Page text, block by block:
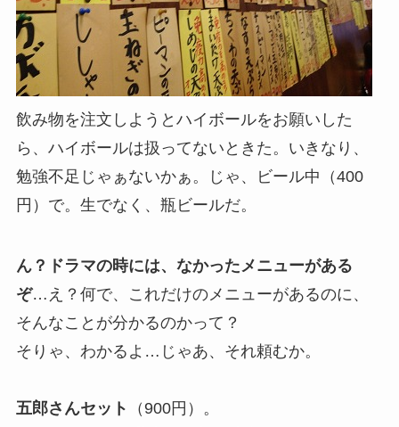
飲み物を注文しようとハイボールをお願いした
ら、ハイボールは扱ってないときた。いきなり、
勉強不足じゃぁないかぁ。じゃ、ビール中（400
円）で。生でなく、瓶ビールだ。
ん？ドラマの時には、なかったメニューがある
ぞ…え？何で、これだけのメニューがあるのに、
そんなことが分かるのかって？
そりゃ、わかるよ…じゃあ、それ頼むか。
五郎さんセット
（900円）。